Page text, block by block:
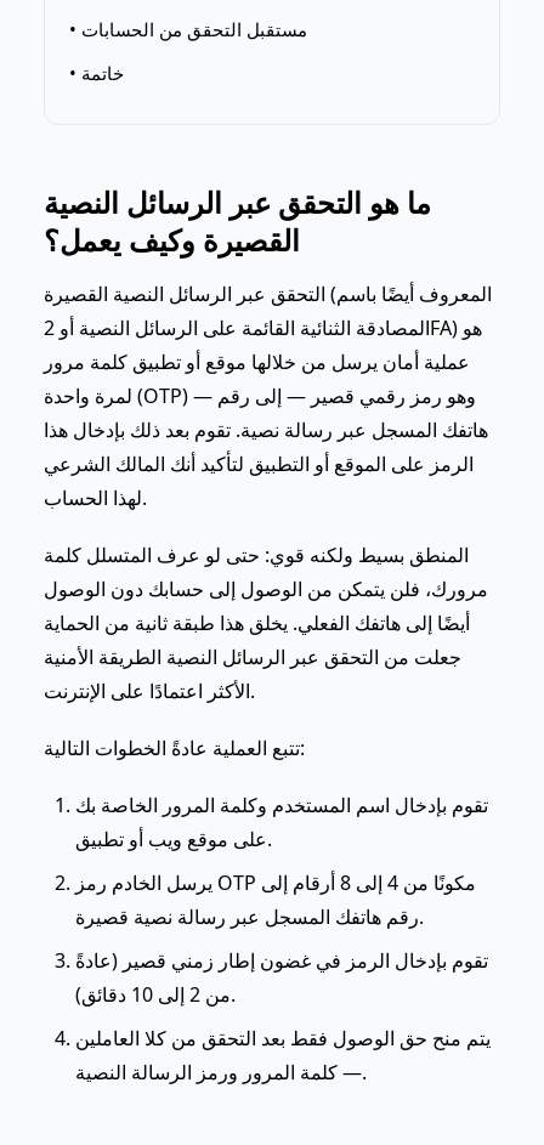
• مستقبل التحقق من الحسابات
• خاتمة
ما هو التحقق عبر الرسائل النصية
القصيرة وكيف يعمل؟
التحقق عبر الرسائل النصية القصيرة (المعروف أيضًا باسم
المصادقة الثنائية القائمة على الرسائل النصية أو 2FA) هو
عملية أمان يرسل من خلالها موقع أو تطبيق كلمة مرور
لمرة واحدة (OTP) — وهو رمز رقمي قصير — إلى رقم
هاتفك المسجل عبر رسالة نصية. تقوم بعد ذلك بإدخال هذا
الرمز على الموقع أو التطبيق لتأكيد أنك المالك الشرعي
لهذا الحساب.
المنطق بسيط ولكنه قوي: حتى لو عرف المتسلل كلمة
مرورك، فلن يتمكن من الوصول إلى حسابك دون الوصول
أيضًا إلى هاتفك الفعلي. يخلق هذا طبقة ثانية من الحماية
جعلت من التحقق عبر الرسائل النصية الطريقة الأمنية
الأكثر اعتمادًا على الإنترنت.
تتبع العملية عادةً الخطوات التالية:
تقوم بإدخال اسم المستخدم وكلمة المرور الخاصة بك
على موقع ويب أو تطبيق.
يرسل الخادم رمز OTP مكونًا من 4 إلى 8 أرقام إلى
رقم هاتفك المسجل عبر رسالة نصية قصيرة.
تقوم بإدخال الرمز في غضون إطار زمني قصير (عادةً
من 2 إلى 10 دقائق).
يتم منح حق الوصول فقط بعد التحقق من كلا العاملين
— كلمة المرور ورمز الرسالة النصية.